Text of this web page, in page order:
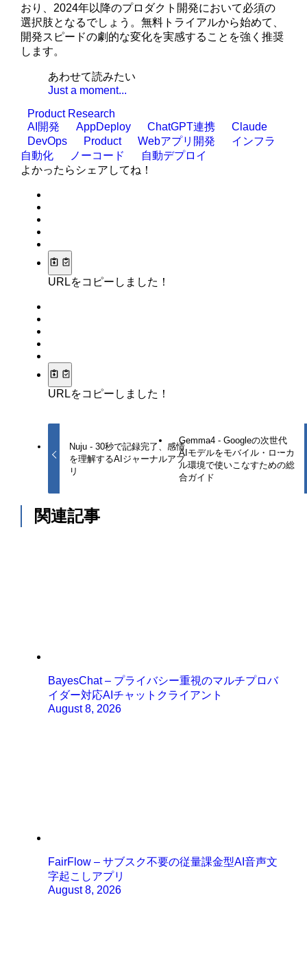
おり、2024年以降のプロダクト開発において必須の
選択肢となるでしょう。無料トライアルから始めて、
開発スピードの劇的な変化を実感することを強く推奨
します。
あわせて読みたい
Just a moment...
Product Research
AI開発
AppDeploy ChatGPT連携
Claude
DevOps
Product Webアプリ開発
インフラ
自動化
ノーコード
自動デプロイ
よかったらシェアしてね！
URLをコピーしました！
URLをコピーしました！
Nuju - 30秒で記録完了、感情
を理解するAIジャーナルアプ
リ
Gemma4 - Googleの次世代
AIモデルをモバイル・ローカ
ル環境で使いこなすための総
合ガイド
関連記事
BayesChat – プライバシー重視のマルチプロバ
イダー対応AIチャットクライアント
August 8, 2026
FairFlow – サブスク不要の従量課金型AI音声文
字起こしアプリ
August 8, 2026